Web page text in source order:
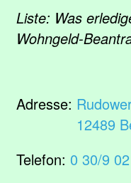
Liste: Was
Wohngeld-
Adresse:
12489
Telefon: 0 30/9